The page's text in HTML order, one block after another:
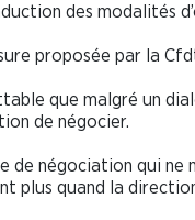
des modalités
proposée par la
que malgré un
de négocier.
de négociation qui ne
plus quand la